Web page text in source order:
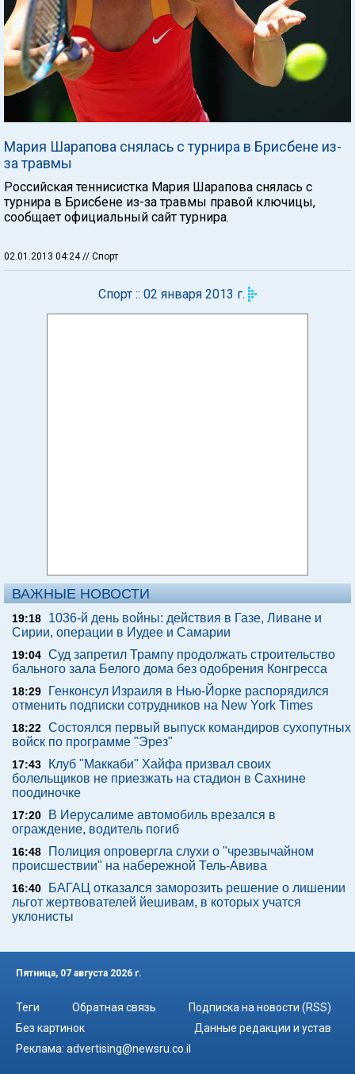
Мария Шарапова снялась с турнира в Брисбене из-
за травмы
Российская теннисистка Мария Шарапова снялась с
турнира в Брисбене из-за травмы правой ключицы,
сообщает официальный сайт турнира.
02.01.2013 04:24// Спорт
Спорт :: 02 января 2013 г.
ВАЖНЫЕ НОВОСТИ
19:18
1036-й день войны: действия в Газе, Ливане и
Сирии, операции в Иудее и Самарии
19:04 Суд запретил Трампу продолжать строительство
бального зала Белого дома без одобрения Конгресса
18:29
Генконсул Израиля в Нью-Йорке распорядился
отменить подписки сотрудников на New York Times
18:22 Состоялся первый выпуск командиров сухопутных
войск по программе "Эрез"
17:43
Клуб "Маккаби" Хайфа призвал своих
болельщиков не приезжать на стадион в Сахнине
поодиночке
17:20
В Иерусалиме автомобиль врезался в
ограждение, водитель погиб
16:48
Полиция опровергла слухи о "чрезвычайном
происшествии" на набережной Тель-Авива
16:40
БАГАЦ отказался заморозить решение о лишении
льгот жертвователей йешивам, в которых учатся
уклонисты
Пятница, 07 августа 2026 г.
Теги Обратная связь
Подписка на новости (RSS)
Без картинок
Данные редакции и устав
Реклама: advertising@newsru.co.il